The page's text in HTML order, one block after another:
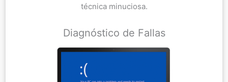
técnica minuciosa.
Diagnóstico de Fallas